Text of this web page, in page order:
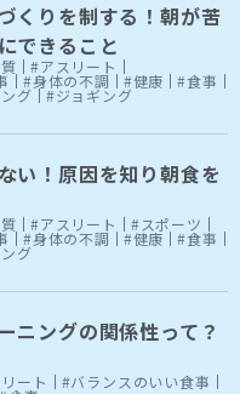
くりを制する！朝が苦
できること
#アスリート
#身体の不調 #健康 #食事
グ #ジョギング
い！原因を知り朝食を
#アスリート #スポーツ
#身体の不調 #健康 #食事
グ
ニングの関係性って？
ート #バランスのいい食事